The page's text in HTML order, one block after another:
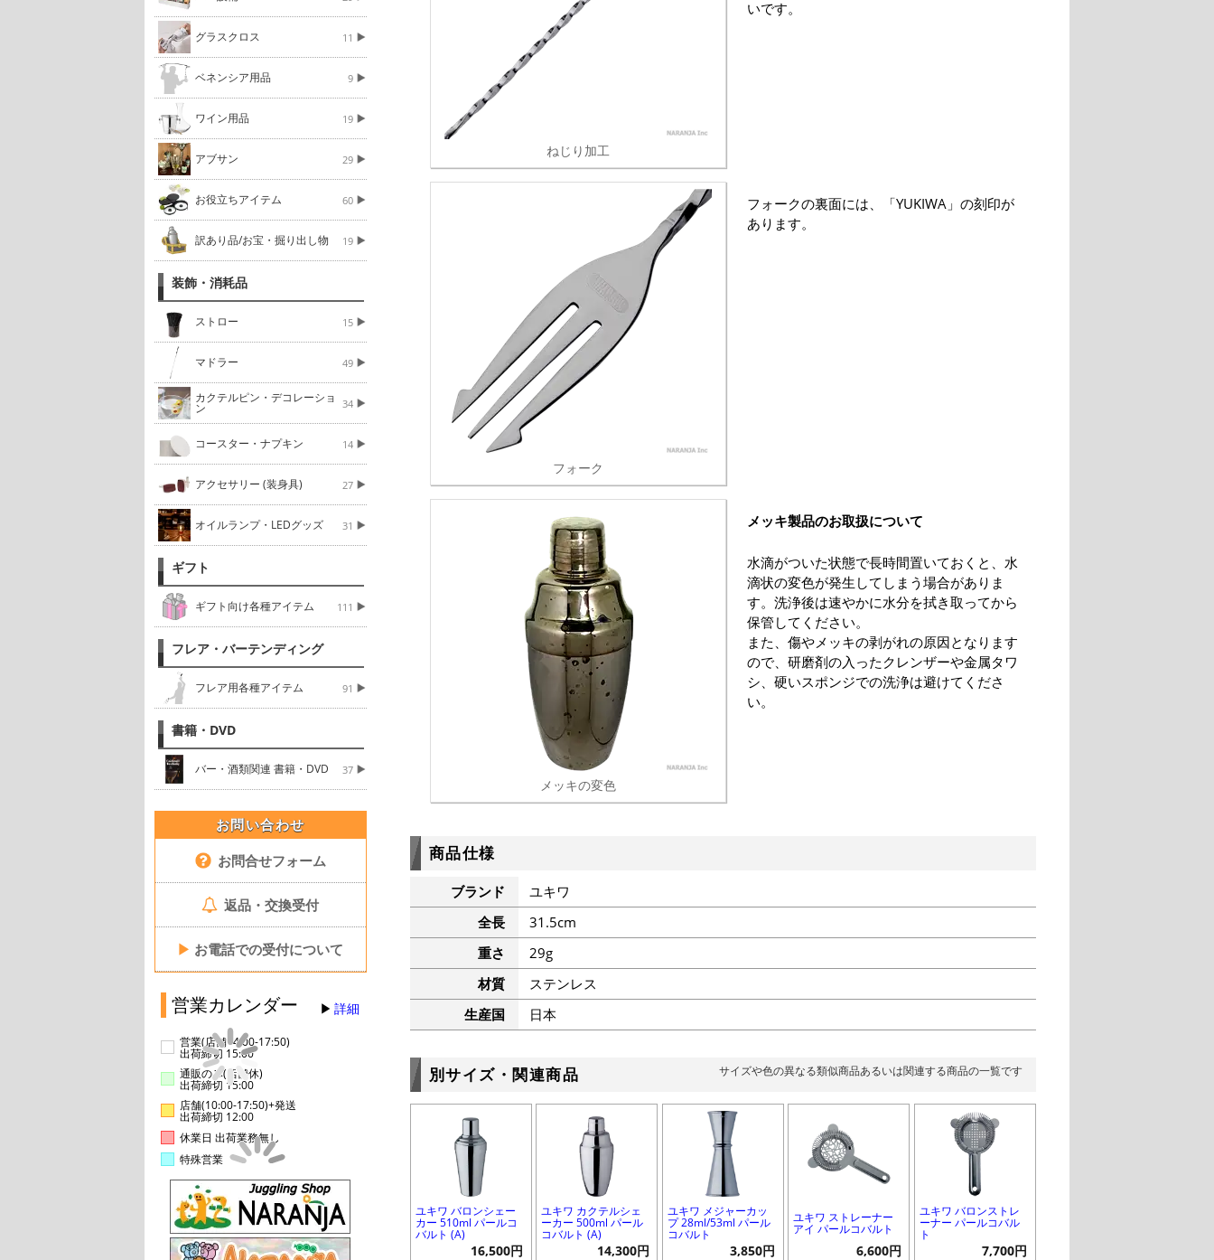
グラスクロス 11
ベネンシア用品 9
ワイン用品 19
アブサン 29
お役立ちアイテム 60
訳あり品/お宝・掘り出し物 19
装飾・消耗品
ストロー 15
マドラー 49
カクテルピン・デコレーショ
ン 34
コースター・ナプキン 14
アクセサリー (装身具) 27
オイルランプ・LEDグッズ 31
ギフト
ギフト向け各種アイテム 111
フレア・バーテンディング
フレア用各種アイテム 91
書籍・DVD
バー・酒類関連 書籍・DVD 37
お問い合わせ
お問合せフォーム
返品・交換受付
▶ お電話での受付について
営業カレンダー 詳細
営業(店舗14:00-17:50)
出荷締切 15:00
通販のみ(店舗休)
出荷締切 15:00
店舗(10:00-17:50)+発送
出荷締切 12:00
休業日 出荷業務無し
特殊営業
ねじり加工
いです。
フォーク
フォークの裏面には、「YUKIWA」の刻印が
あります。
メッキの変色
メッキ製品のお取扱について
水滴がついた状態で長時間置いておくと、水
滴状の変色が発生してしまう場合がありま
す。洗浄後は速やかに水分を拭き取ってから
保管してください。
また、傷やメッキの剥がれの原因となります
ので、研磨剤の入ったクレンザーや金属タワ
シ、硬いスポンジでの洗浄は避けてくださ
い。
商品仕様
ブランド
ユキワ
全長
31.5cm
重さ
29g
材質
ステンレス
生産国
日本
別サイズ・関連商品 サイズや色の異なる類似商品あるいは関連する商品の一覧です
ユキワ バロンシェー
カー 510ml パールコ
バルト (A)
16,500円
ユキワ カクテルシェ
ーカー 500ml パール
コバルト (A)
14,300円
ユキワ メジャーカッ
プ 28ml/53ml パール
コバルト
3,850円
ユキワ ストレーナー
アイ パールコバルト
6,600円
ユキワ バロンストレ
ーナー パールコバル
ト
7,700円